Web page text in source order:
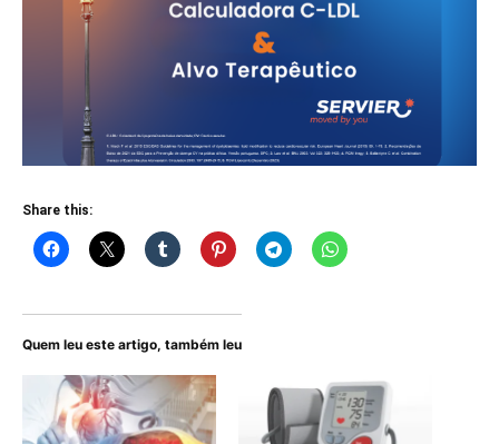
Share this:
Quem leu este artigo, também leu